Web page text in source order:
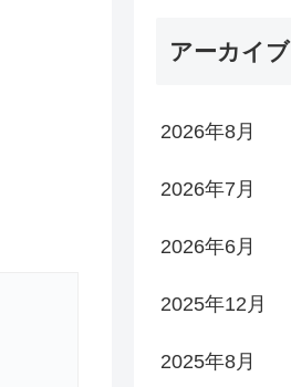
アーカイブ
2026年8月
2026年7月
2026年6月
2025年12月
2025年8月